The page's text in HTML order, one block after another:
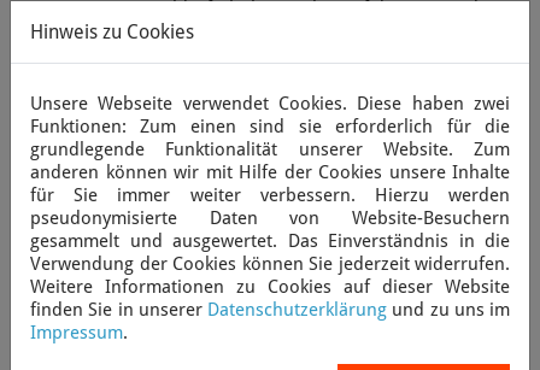
Waldorfschulen stärker auf die Tagesordnung
setzen.„Bildungsökomomie:
in der Hawthorn Valley…
Weiterlesen
Waldorfschulen sollen neues
Verständnis von Wirtschaft vermitteln
07. June 2012
Von NNA Mitarbeiter
Hinweis zu Cookies
Unsere Webseite verwendet Cookies. Diese haben zwei
Funktionen: Zum einen sind sie erforderlich für die
grundlegende Funktionalität unserer Website. Zum
anderen können wir mit Hilfe der Cookies unsere Inhalte
für Sie immer weiter verbessern. Hierzu werden
pseudonymisierte Daten von Website-Besuchern
gesammelt und ausgewertet. Das Einverständnis in die
Verwendung der Cookies können Sie jederzeit widerrufen.
Weitere Informationen zu Cookies auf dieser Website
finden Sie in unserer Datenschutzerklärung und zu uns im
Impressum.